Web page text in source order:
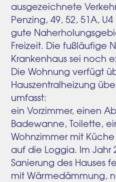
ausgezeichnete
Penzing, 49, 52, 51A,
gute
Freizeit. Die fußläufige
Krankenhaus sei noch
Die Wohnung verfügt
Hauszentralheizung
umfasst:
ein Vorzimmer, einen
Badewanne, Toilette,
Wohnzimmer mit
auf die Loggia. Im Jahr
Sanierung des Hauses
mit Wärmedämmung,